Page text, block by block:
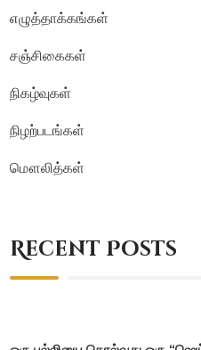
எழுத்தாக்கங்கள்
சஞ்சிகைகள்
நிகழ்வுகள்
நிழற்படங்கள்
மௌலித்கள்
Recent Posts